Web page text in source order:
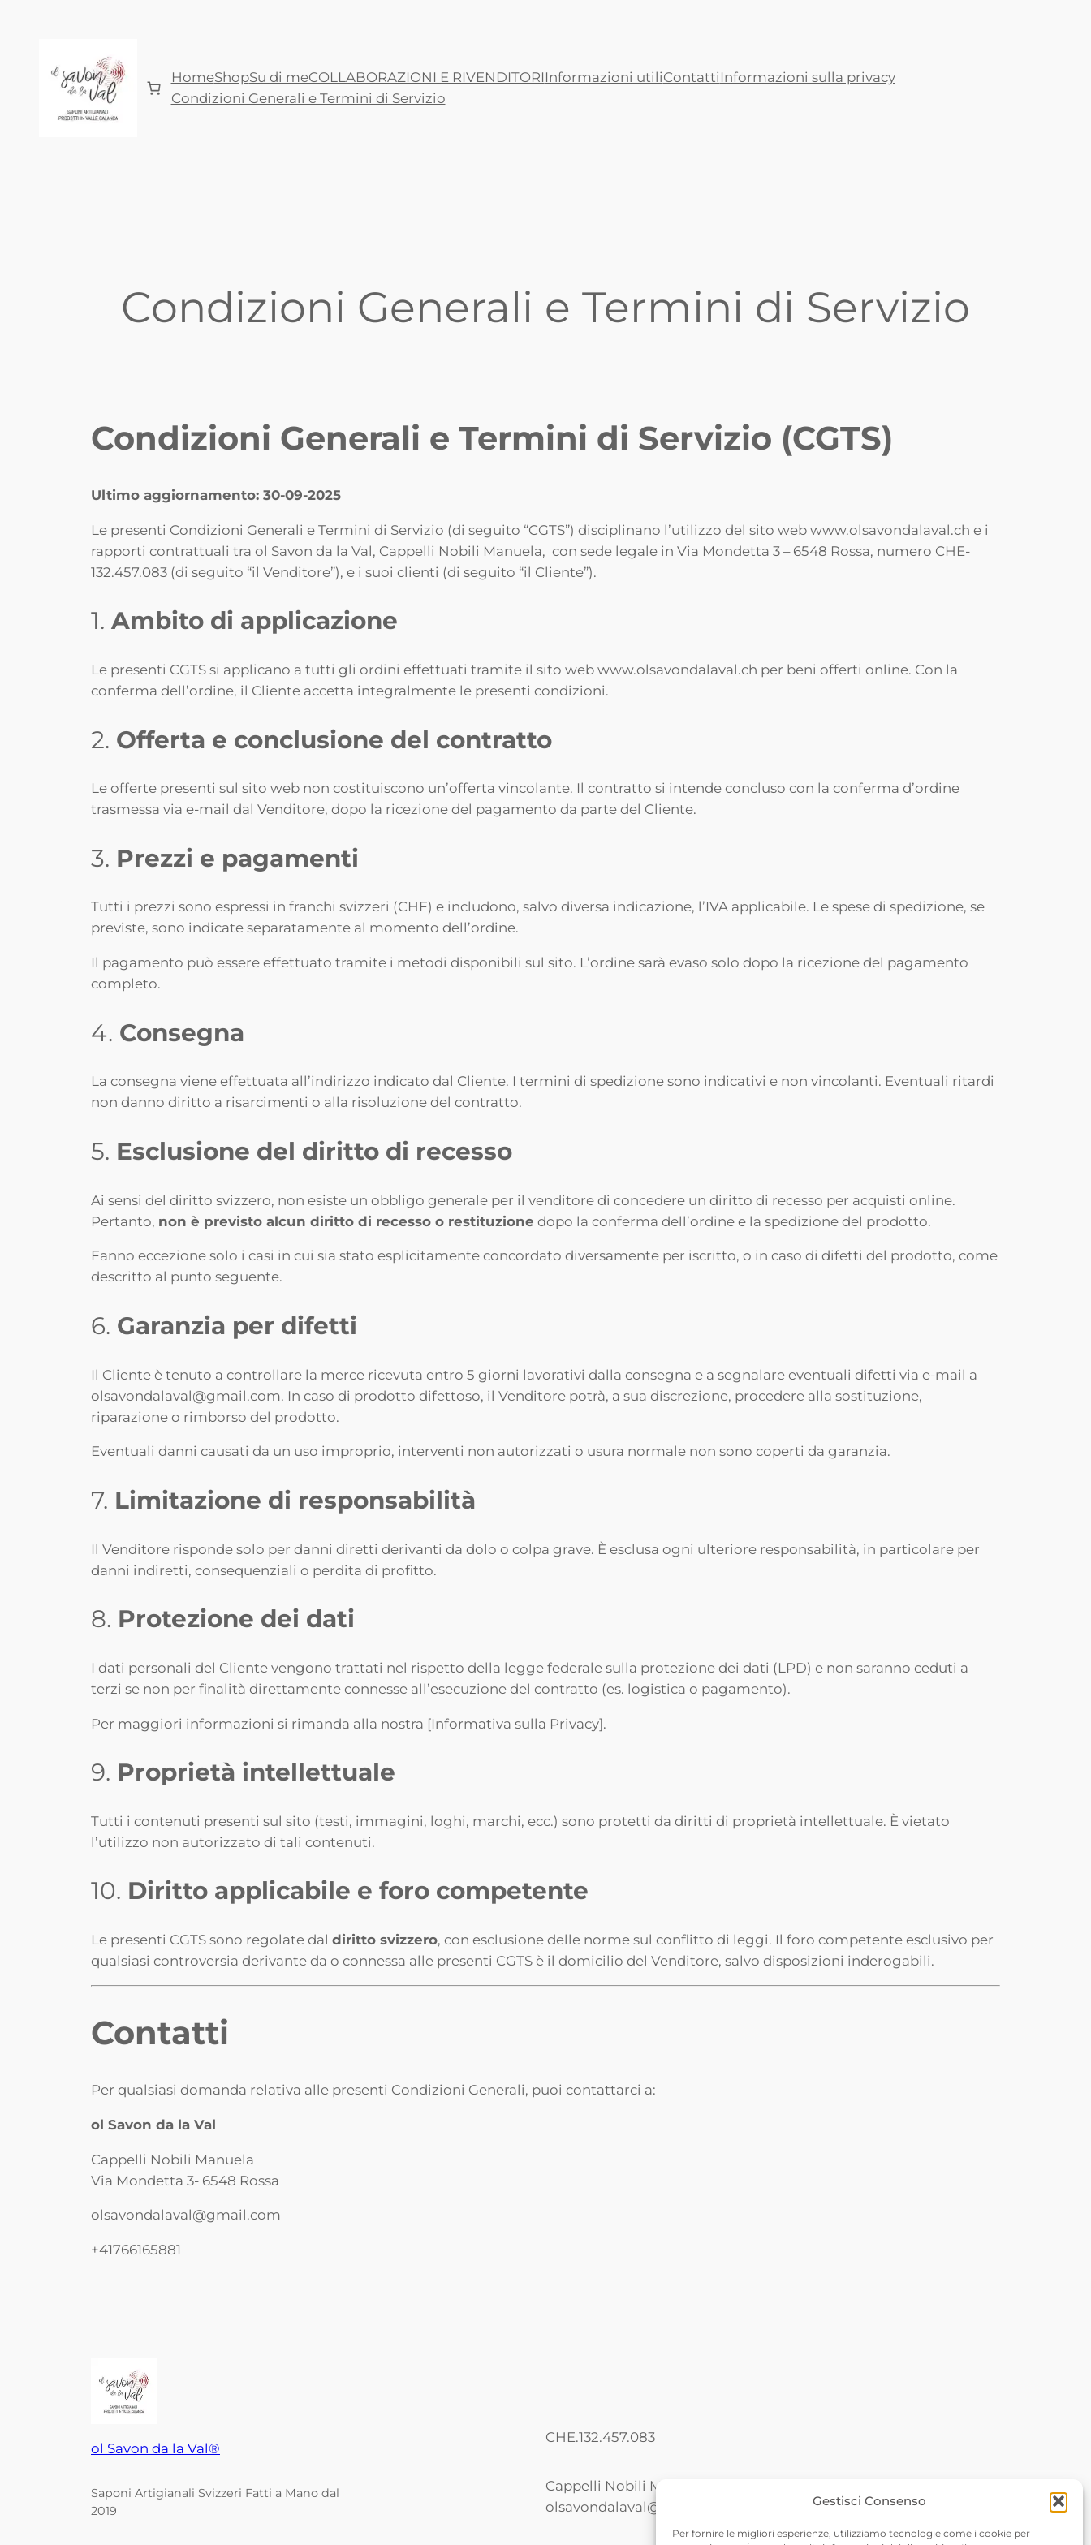
Gestisci Consenso
Per fornire le migliori esperienze, utilizziamo tecnologie come i cookie per
HomeShopSu di meCOLLABORAZIONI E RIVENDITORIInformazioni utiliContatti Informazioni sulla privacy
Condizioni Generali e Termini di Servizio
Condizioni Generali e Termini di Servizio
Condizioni Generali e Termini di Servizio (CGTS)
Ultimo aggiornamento: 30-09-2025
Le presenti Condizioni Generali e Termini di Servizio (di seguito “CGTS”) disciplinano l’utilizzo del sito web www.olsavondalaval.ch e i
rapporti contrattuali tra ol Savon da la Val, Cappelli Nobili Manuela, con sede legale in Via Mondetta 3 – 6548 Rossa, numero CHE-
132.457.083 (di seguito “il Venditore”), e i suoi clienti (di seguito “il Cliente”).
1. Ambito di applicazione
Le presenti CGTS si applicano a tutti gli ordini effettuati tramite il sito web www.olsavondalaval.ch per beni offerti online. Con la
conferma dell’ordine, il Cliente accetta integralmente le presenti condizioni.
2. Offerta e conclusione del contratto
Le offerte presenti sul sito web non costituiscono un’offerta vincolante. Il contratto si intende concluso con la conferma d’ordine
trasmessa via e-mail dal Venditore, dopo la ricezione del pagamento da parte del Cliente.
3. Prezzi e pagamenti
Tutti i prezzi sono espressi in franchi svizzeri (CHF) e includono, salvo diversa indicazione, l’IVA applicabile. Le spese di spedizione, se
previste, sono indicate separatamente al momento dell’ordine.
Il pagamento può essere effettuato tramite i metodi disponibili sul sito. L’ordine sarà evaso solo dopo la ricezione del pagamento
completo.
4. Consegna
La consegna viene effettuata all’indirizzo indicato dal Cliente. I termini di spedizione sono indicativi e non vincolanti. Eventuali ritardi
non danno diritto a risarcimenti o alla risoluzione del contratto.
5. Esclusione del diritto di recesso
Ai sensi del diritto svizzero, non esiste un obbligo generale per il venditore di concedere un diritto di recesso per acquisti online.
Pertanto, non è previsto alcun diritto di recesso o restituzione dopo la conferma dell’ordine e la spedizione del prodotto.
Fanno eccezione solo i casi in cui sia stato esplicitamente concordato diversamente per iscritto, o in caso di difetti del prodotto, come
descritto al punto seguente.
6. Garanzia per difetti
Il Cliente è tenuto a controllare la merce ricevuta entro 5 giorni lavorativi dalla consegna e a segnalare eventuali difetti via e-mail a
olsavondalaval@gmail.com. In caso di prodotto difettoso, il Venditore potrà, a sua discrezione, procedere alla sostituzione,
riparazione o rimborso del prodotto.
Eventuali danni causati da un uso improprio, interventi non autorizzati o usura normale non sono coperti da garanzia.
7. Limitazione di responsabilità
Il Venditore risponde solo per danni diretti derivanti da dolo o colpa grave. È esclusa ogni ulteriore responsabilità, in particolare per
danni indiretti, consequenziali o perdita di profitto.
8. Protezione dei dati
I dati personali del Cliente vengono trattati nel rispetto della legge federale sulla protezione dei dati (LPD) e non saranno ceduti a
terzi se non per finalità direttamente connesse all’esecuzione del contratto (es. logistica o pagamento).
Per maggiori informazioni si rimanda alla nostra [Informativa sulla Privacy].
9. Proprietà intellettuale
Tutti i contenuti presenti sul sito (testi, immagini, loghi, marchi, ecc.) sono protetti da diritti di proprietà intellettuale. È vietato
l’utilizzo non autorizzato di tali contenuti.
10. Diritto applicabile e foro competente
Le presenti CGTS sono regolate dal diritto svizzero, con esclusione delle norme sul conflitto di leggi. Il foro competente esclusivo per
qualsiasi controversia derivante da o connessa alle presenti CGTS è il domicilio del Venditore, salvo disposizioni inderogabili.
Contatti
Per qualsiasi domanda relativa alle presenti Condizioni Generali, puoi contattarci a:
ol Savon da la Val
Cappelli Nobili Manuela
Via Mondetta 3- 6548 Rossa
olsavondalaval@gmail.com
+41766165881
ol Savon da la Val®
Saponi Artigianali Svizzeri Fatti a Mano dal
2019
CHE.132.457.083
Cappelli Nobili Manuela – 6548 Rossa –
olsavondalaval@gmail.com